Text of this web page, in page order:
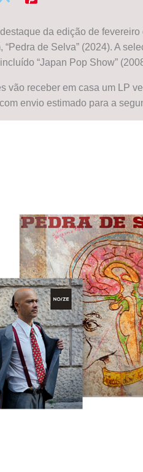
da edição de
“Pedra de Selva” (2024). A
“Japan Pop Show”
vão receber em casa um LP
envio estimado para a